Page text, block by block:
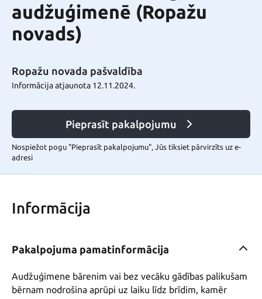
audžuģimenē (Ropažu
novads)
Ropažu novada pašvaldība
Informācija atjaunota 12.11.2024.
Pieprasīt pakalpojumu
Nospiežot pogu "Pieprasīt pakalpojumu", Jūs tiksiet pārvirzīts uz e-
adresi
Informācija
Pakalpojuma pamatinformācija
Audžuģimene bārenim vai bez vecāku gādības palikušam
bērnam nodrošina aprūpi uz laiku līdz brīdim, kamēr